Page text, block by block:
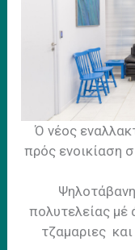
Ό νέος
πρός ενοικίαση
πολυτελείας
τζαμαριες